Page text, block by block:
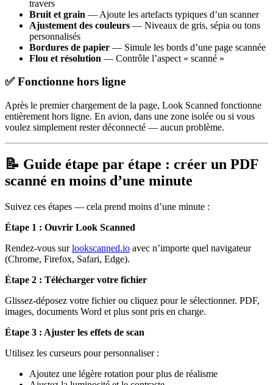
travers
Bruit et grain — Ajoute les artefacts typiques d’un scanner
Ajustement des couleurs — Niveaux de gris, sépia ou tons
personnalisés
Bordures de papier — Simule les bords d’une page scannée
Flou et résolution — Contrôle l’aspect « scanné »
✅ Fonctionne hors ligne
Après le premier chargement de la page, Look Scanned fonctionne
entièrement hors ligne. En avion, dans une zone isolée ou si vous
voulez simplement rester déconnecté — aucun problème.
📝 Guide étape par étape : créer un PDF
scanné en moins d’une minute
Suivez ces étapes — cela prend moins d’une minute :
Étape 1 : Ouvrir Look Scanned
Rendez-vous surlookscanned.io avec n’importe quel navigateur
(Chrome, Firefox, Safari, Edge).
Étape 2 : Télécharger votre fichier
Glissez-déposez votre fichier ou cliquez pour le sélectionner. PDF,
images, documents Word et plus sont pris en charge.
Étape 3 : Ajuster les effets de scan
Utilisez les curseurs pour personnaliser :
Ajoutez une légère rotation pour plus de réalisme